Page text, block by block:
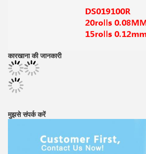
कारखाना की जानकारी
मुझसे संपर्क करें